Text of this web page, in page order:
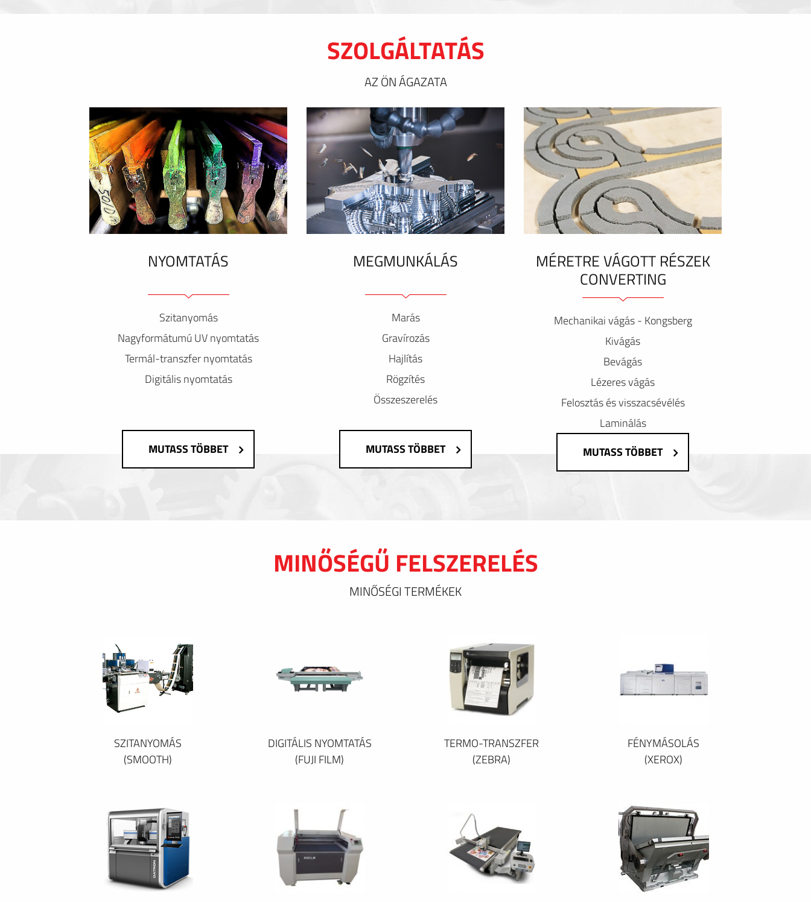
SZOLGÁLTATÁS
AZ ÖN ÁGAZATA
NYOMTATÁS
Szitanyomás
Nagyformátumú UV nyomtatás
Termál-transzfer nyomtatás
Digitális nyomtatás
MUTASS TÖBBET
MEGMUNKÁLÁS
Marás
Gravírozás
Hajlítás
Rögzítés
Összeszerelés
MUTASS TÖBBET
MÉRETRE VÁGOTT RÉSZEK
CONVERTING
Mechanikai vágás - Kongsberg
Kivágás
Bevágás
Lézeres vágás
Felosztás és visszacsévélés
Laminálás
MUTASS TÖBBET
MINŐSÉGŰ FELSZERELÉS
MINŐSÉGI TERMÉKEK
SZITANYOMÁS
(SMOOTH)
DIGITÁLIS NYOMTATÁS
(FUJI FILM)
TERMO-TRANSZFER
(ZEBRA)
FÉNYMÁSOLÁS
(XEROX)